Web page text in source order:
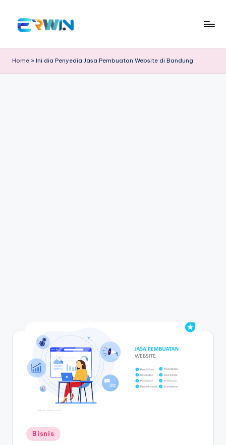
r
w
Menarik
Home » Ini dia Penyedia Jasa Pembuatan Website di Bandung
Posted
in
Bisnis